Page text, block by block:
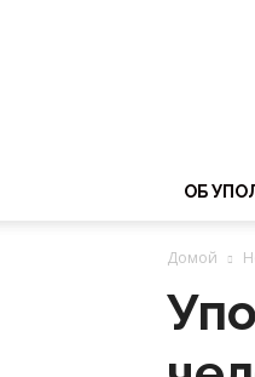
ОБ
Домой